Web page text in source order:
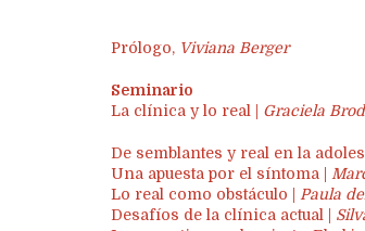
Prólogo, Viviana Berger
Seminario
La clínica y lo real | Graciela
De semblantes y real en la
Una apuesta por el síntoma |
Lo real como obstáculo | Paula
Desafíos de la clínica actual |